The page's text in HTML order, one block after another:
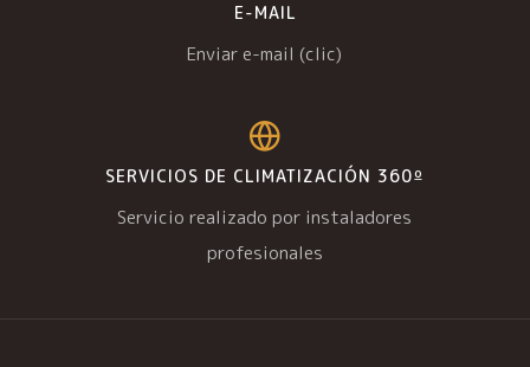
E-MAIL
Enviar e-mail (clic)
SERVICIOS DE CLIMATIZACIÓN 360º
Servicio realizado por instaladores
profesionales